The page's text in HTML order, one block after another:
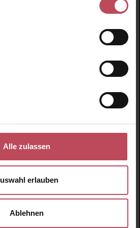
Alle zulassen
erlauben
Ablehnen
Gib den gewünschten Wert